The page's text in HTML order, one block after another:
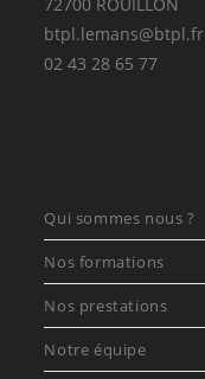
btpl.lemans@btpl.fr
02 43 28 65 77
Qui sommes nous ?
Nos formations
Nos prestations
Notre équipe